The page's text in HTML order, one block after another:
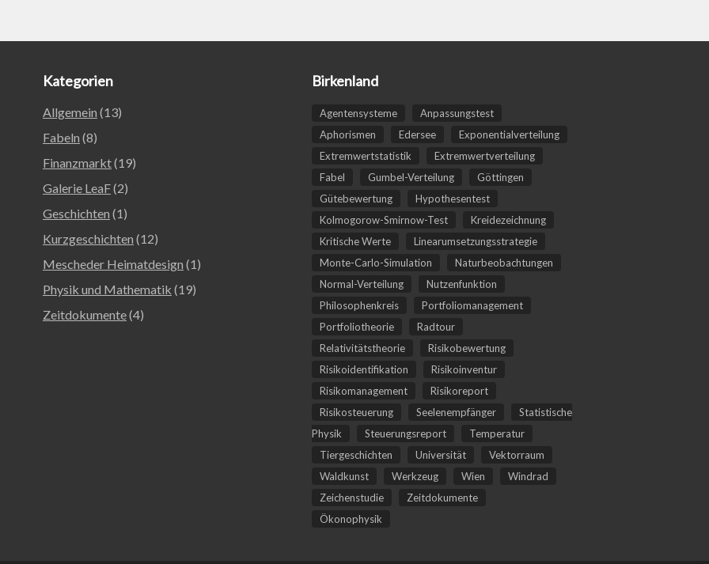
Kategorien
Allgemein (13)
Fabeln (8)
Finanzmarkt(19)
Galerie LeaF(2)
Geschichten (1)
Kurzgeschichten (12)
Mescheder Heimatdesign (1)
Physik und Mathematik (19)
Zeitdokumente(4)
Birkenland
Agentensysteme
Anpassungstest
Aphorismen
Edersee
Exponentialverteilung
Extremwertstatistik
Extremwertverteilung
Fabel
Gumbel-Verteilung
Göttingen
Gütebewertung
Hypothesentest
Kolmogorow-Smirnow-Test
Kreidezeichnung
Kritische Werte
Linearumsetzungsstrategie
Monte-Carlo-Simulation
Naturbeobachtungen
Normal-Verteilung
Nutzenfunktion
Philosophenkreis
Portfoliomanagement
Portfoliotheorie
Radtour
Relativitätstheorie
Risikobewertung
Risikoidentifikation
Risikoinventur
Risikomanagement
Risikoreport
Risikosteuerung
Seelenempfänger
Statistische
Physik
Steuerungsreport
Temperatur
Tiergeschichten
Universität
Vektorraum
Waldkunst
Werkzeug Wien
Windrad
Zeichenstudie
Zeitdokumente
Ökonophysik